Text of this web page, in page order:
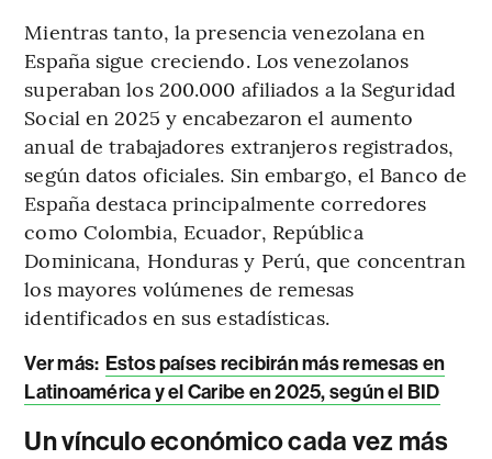
Mientras tanto, la presencia venezolana en
España sigue creciendo. Los venezolanos
superaban los 200.000 afiliados a la Seguridad
Social en 2025 y encabezaron el aumento
anual de trabajadores extranjeros registrados,
según datos oficiales. Sin embargo, el Banco de
España destaca principalmente corredores
como Colombia, Ecuador, República
Dominicana, Honduras y Perú, que concentran
los mayores volúmenes de remesas
identificados en sus estadísticas.
Ver más: Estos países recibirán más remesas en
Latinoamérica y el Caribe en 2025, según el BID
Un vínculo económico cada vez más